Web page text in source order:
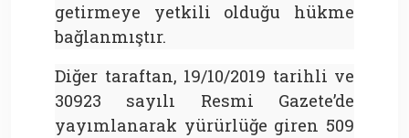
getirmeye yetkili olduğu hükme
bağlanmıştır.
Diğer taraftan, 19/10/2019 tarihli ve
30923 sayılı Resmi Gazete’de
yayımlanarak yürürlüğe giren 509